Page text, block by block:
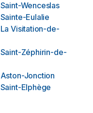
Saint-Wenceslas
Sainte-Eulalie
La Visitation-de-
Saint-Zéphirin-de-
Aston-Jonction
Saint-Elphège